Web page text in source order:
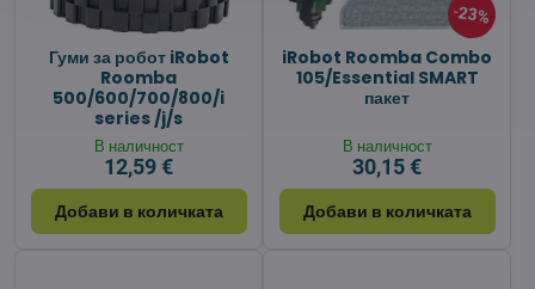
Гуми за робот iRobot
Roomba
500/600/700/800/i
series /j/s
В наличност
12,59 €
Добави в количката
23%
iRobot Roomba Combo
105/Essential SMART
пакет
В наличност
30,15 €
Добави в количката